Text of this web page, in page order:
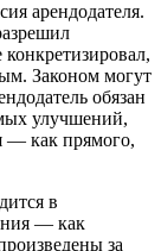
арендодателя.
Законом могут
обязан
улучшений,
— как прямого,
в
— как
за